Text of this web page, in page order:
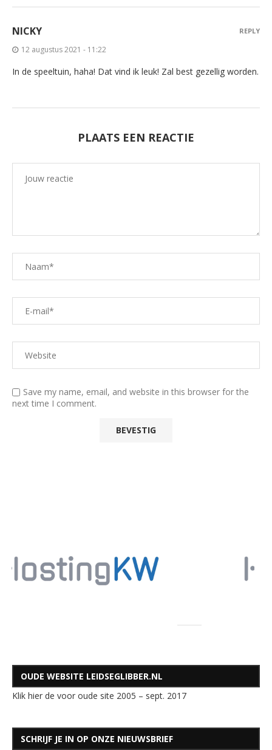
NICKY
12 augustus 2021 - 11:22
In de speeltuin, haha! Dat vind ik leuk! Zal best gezellig worden.
REPLY
PLAATS EEN REACTIE
Save my name, email, and website in this browser for the
next time I comment.
OUDE WEBSITE LEIDSEGLIBBER.NL
Klik hier de voor oude site 2005 – sept. 2017
SCHRIJF JE IN OP ONZE NIEUWSBRIEF